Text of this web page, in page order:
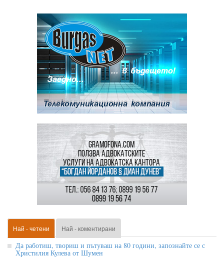
Най - четени Най - коментирани
Да работиш, твориш и пътуваш на 80 години, запознайте се с
Христилия Кулева от Шумен